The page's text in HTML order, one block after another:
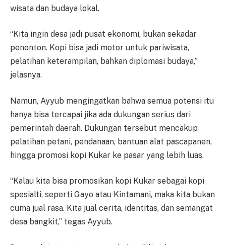
wisata dan budaya lokal.
“Kita ingin desa jadi pusat ekonomi, bukan sekadar
penonton. Kopi bisa jadi motor untuk pariwisata,
pelatihan keterampilan, bahkan diplomasi budaya,”
jelasnya.
Namun, Ayyub mengingatkan bahwa semua potensi itu
hanya bisa tercapai jika ada dukungan serius dari
pemerintah daerah. Dukungan tersebut mencakup
pelatihan petani, pendanaan, bantuan alat pascapanen,
hingga promosi kopi Kukar ke pasar yang lebih luas.
“Kalau kita bisa promosikan kopi Kukar sebagai kopi
spesialti, seperti Gayo atau Kintamani, maka kita bukan
cuma jual rasa. Kita jual cerita, identitas, dan semangat
desa bangkit,” tegas Ayyub.